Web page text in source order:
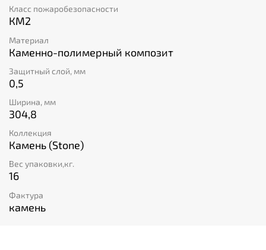
Класс пожаробезопасности
КМ2
Материал
Каменно-полимерный композит
Защитный слой, мм
0,5
Ширина, мм
304,8
Коллекция
Камень (Stone)
Вес упаковки,кг.
16
Фактура
камень